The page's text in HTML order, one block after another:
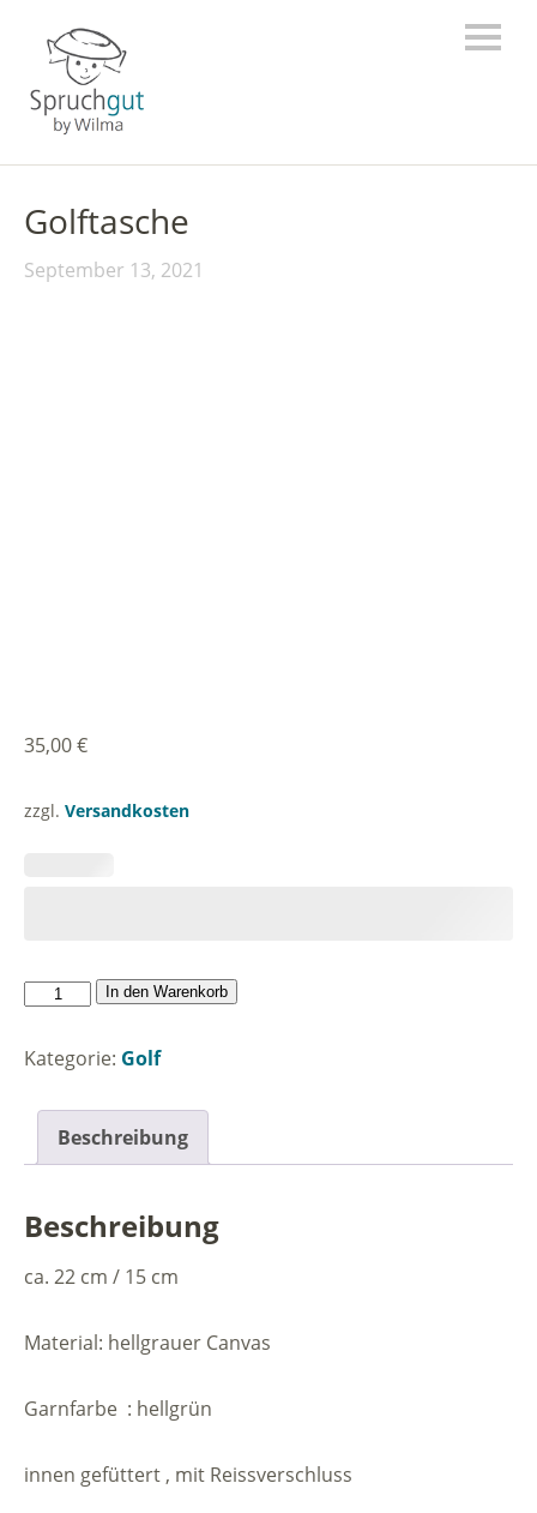
Golftasche
September 13, 2021
35,00€
zzgl. Versandkosten
GolftascheIn den Warenkorb
Kategorie: Golf
Beschreibung
Beschreibung
ca. 22 cm / 15 cm
Material: hellgrauer Canvas
Garnfarbe : hellgrün
innen gefüttert , mit Reissverschluss